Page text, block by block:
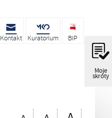
Moje
skróty
Kontakt Kuratorium BIP